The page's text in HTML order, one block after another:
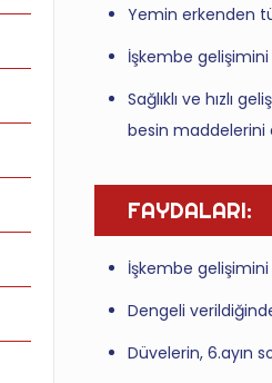
Yemin erkenden
İşkembe
Sağlıklı ve hızlı
besin
FAYDALARI:
İşkembe
Dengeli
Düvelerin, 6.ayın